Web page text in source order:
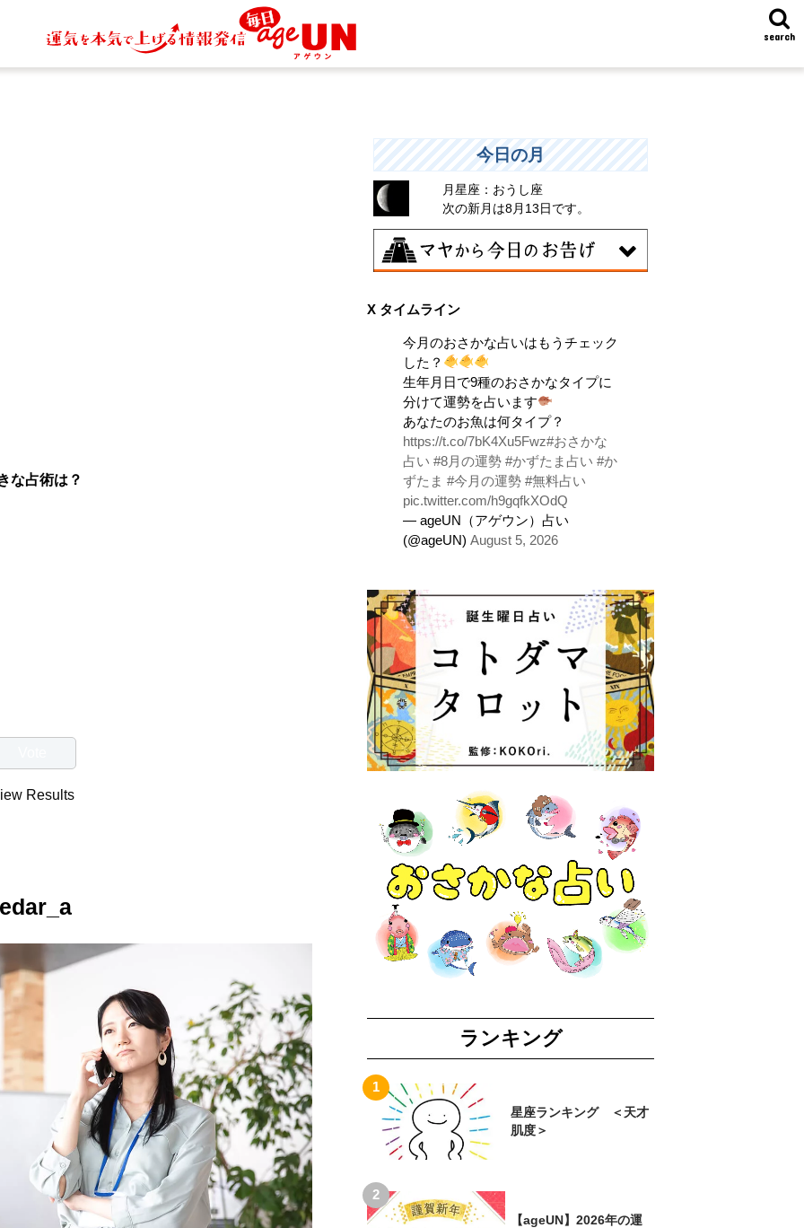
search
な占術は？
Results
今日の月
月星座：おうし座
次の新月は8月13日です。
伝統や歴史的な過去のやり方・道筋を踏襲
する日。あなたの直感で伝統を踏まえ、伝
統を乗り越えるひらめきを。
X タイムライン
今月のおさかな占いはもうチェック
した？
生年月日で9種のおさかなタイプに
分けて運勢を占います
あなたのお魚は何タイプ？
https://t.co/7bK4Xu5Fwz#おさかな
占い #8月の運勢 #かずたま占い #か
ずたま #今月の運勢 #無料占い
pic.twitter.com/h9gqfkXOdQ
— ageUN（アゲウン）占い
(@ageUN) August 5, 2026
ランキング
星座ランキング ＜天才
肌度＞
【ageUN】2026年の運